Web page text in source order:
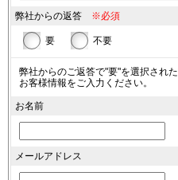
弊社からの返答 ※必須
要 不要
弊社からのご返答で"要"を選択された
お客様情報をご入力ください。
お名前
メールアドレス